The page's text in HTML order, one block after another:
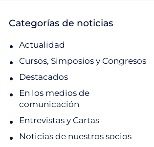
Categorías de noticias
Actualidad
Cursos, Simposios y Congresos
Destacados
En los medios de
comunicación
Entrevistas y Cartas
Noticias de nuestros socios